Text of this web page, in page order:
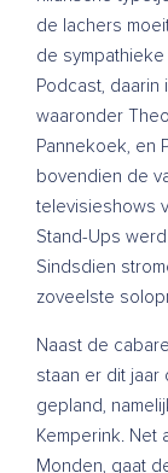
de lachers
de
Podcast, daarin
waaronder
Pannekoek, en
bovendien de
televisieshows
Stand-Ups
Sindsdien
zoveelste
Naast de
staan er dit
gepland,
Kemperink. Net
Monden, gaat